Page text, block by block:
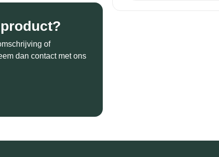
of
dan contact met ons